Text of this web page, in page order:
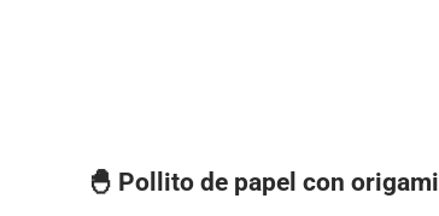
🐣 Pollito de papel con origami